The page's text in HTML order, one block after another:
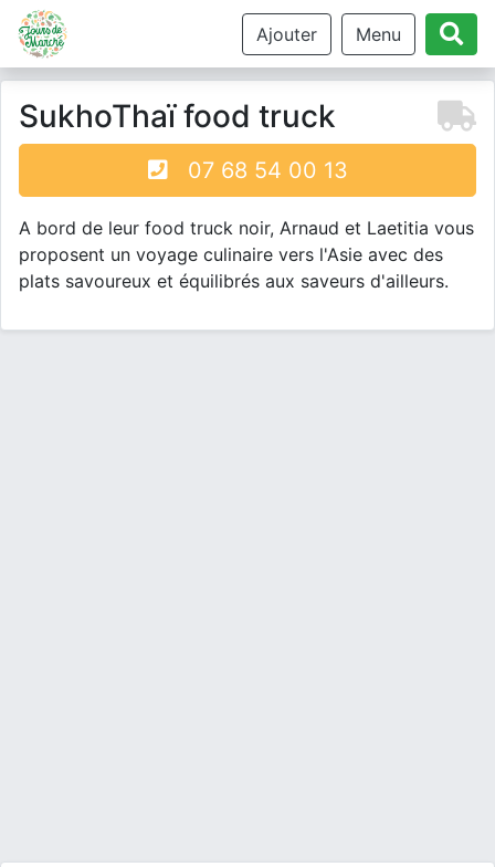
Ajouter Menu
SukhoThaï food truck
07 68 54 00 13
A bord de leur food truck noir, Arnaud et Laetitia vous
proposent un voyage culinaire vers l'Asie avec des
plats savoureux et équilibrés aux saveurs d'ailleurs.